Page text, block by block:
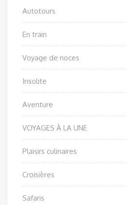
Autotours
En train
Voyage de noces
Insolite
Aventure
VOYAGES À LA UNE
Plaisirs culinaires
Croisières
Safaris